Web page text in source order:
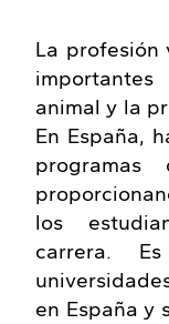
La profesión
animal y la
En España,
los
carrera.
en España y